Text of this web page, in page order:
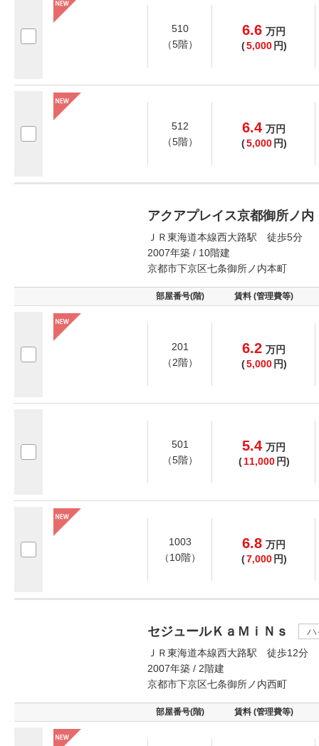
510
（5階）
6.6 万円
(5,000 円)
512
（5階）
6.4 万円
(5,000 円)
アクアプレイス京都御所ノ内
ＪＲ東海道本線西大路駅 徒歩5分
2007年築 / 10階建
京都市下京区七条御所ノ内本町
部屋番号(階) 賃料 (管理費等)
201
（2階）
6.2 万円
(5,000 円)
501
（5階）
5.4 万円
( 11,000 円)
1003
（10階）
6.8 万円
(7,000 円)
セジュールＫａＭｉＮｓ
ハ
ＪＲ東海道本線西大路駅 徒歩12分
2007年築 / 2階建
京都市下京区七条御所ノ内西町
部屋番号(階) 賃料 (管理費等)